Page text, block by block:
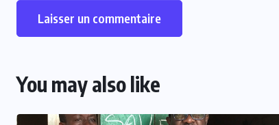
You may also like